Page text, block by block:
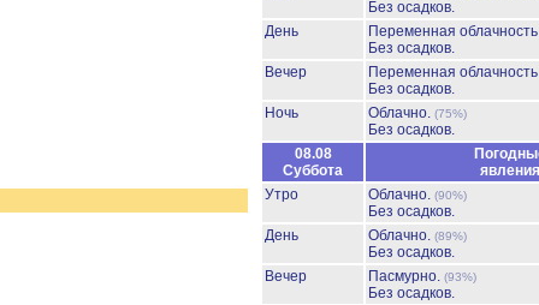
Без осадков.
День
Переменная
Без осадков.
Вечер
Переменная
Без осадков.
Ночь
Облачно. (75%)
Без осадков.
08.08
Суббота
явления
Утро
Облачно. (90%)
Без осадков.
День
Облачно. (89%)
Без осадков.
Вечер
Пасмурно. (93%)
Без осадков.